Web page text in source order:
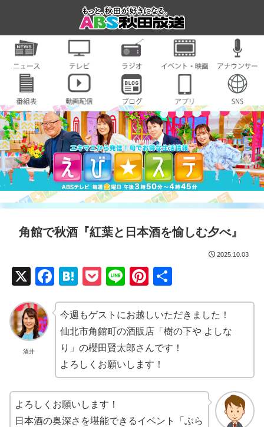
角館で秋酒『紅葉と日本酒を愉しむ夕べ』
2025.10.03
X
F
c
e
b
o
o
k
H
e
n
a
P
ck
et
Li
e
Pi
er
e
st
酒井
今週もゲストにお越しいただきました！
仙北市角館町の酒販店「樹の下や よしな
り」の櫻田賢太郎さんです！
よろしくお願いします！
よろしくお願いします！
日本酒の奥深さを堪能できるイベント「ぶら